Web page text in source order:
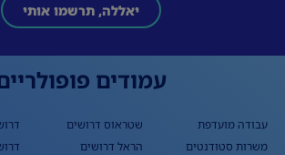
יאללה, תרשמו אותי
עמודים
עבודה מועדפת
משרות סטודנטים
שטראוס דרושים
הראל דרושים